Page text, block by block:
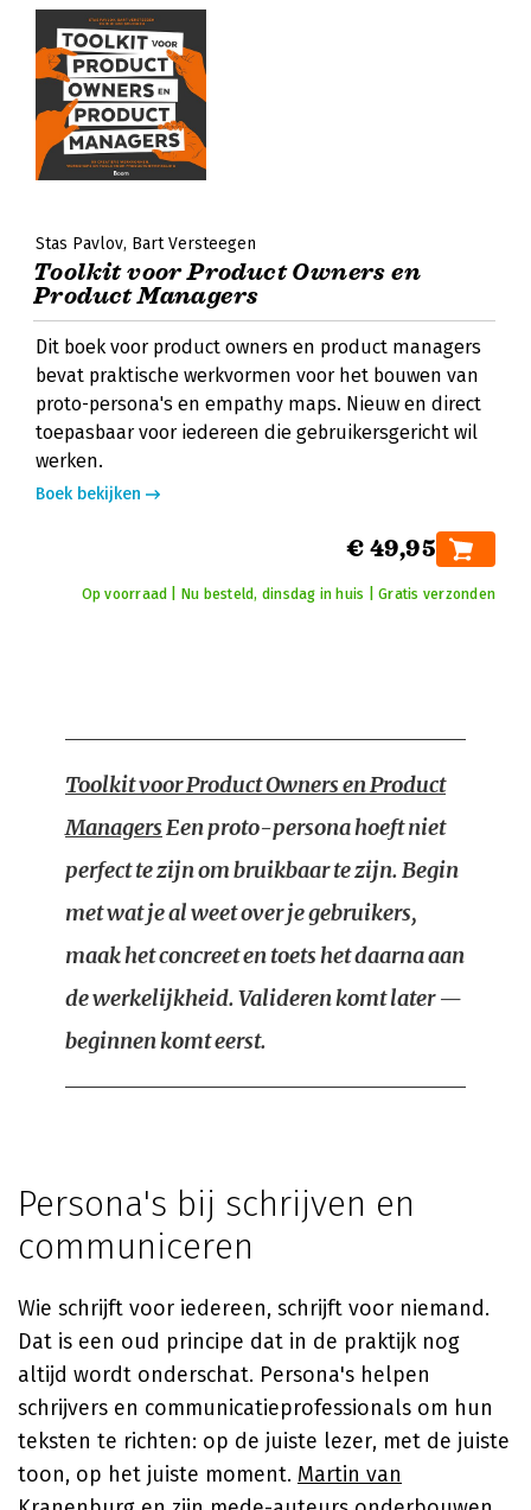
Stas Pavlov Bart Versteegen
Toolkit voor Product Owners en
Product Managers
Dit boek voor product owners en product managers
bevat praktische werkvormen voor het bouwen van
proto-persona's en empathy maps. Nieuw en direct
toepasbaar voor iedereen die gebruikersgericht wil
werken.
Boek bekijken
€ 49,95
Op voorraad | Nu besteld, dinsdag in huis | Gratis verzonden
Toolkit voor Product Owners en Product
ManagersEen proto-persona hoeft niet
perfect te zijn om bruikbaar te zijn. Begin
met wat je al weet over je gebruikers,
maak het concreet en toets het daarna aan
de werkelijkheid. Valideren komt later —
beginnen komt eerst.
Persona's bij schrijven en
communiceren
Wie schrijft voor iedereen, schrijft voor niemand.
Dat is een oud principe dat in de praktijk nog
altijd wordt onderschat. Persona's helpen
schrijvers en communicatieprofessionals om hun
teksten te richten: op de juiste lezer, met de juiste
toon, op het juiste moment. Martin van